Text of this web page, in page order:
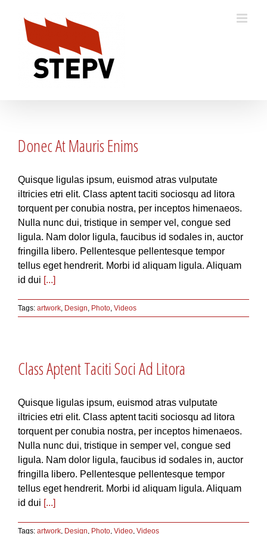
content
Donec At Mauris Enims
Quisque ligulas ipsum, euismod atras vulputate
iltricies etri elit. Class aptent taciti sociosqu ad litora
torquent per conubia nostra, per inceptos himenaeos.
Nulla nunc dui, tristique in semper vel, congue sed
ligula. Nam dolor ligula, faucibus id sodales in, auctor
fringilla libero. Pellentesque pellentesque tempor
tellus eget hendrerit. Morbi id aliquam ligula. Aliquam
id dui [...]
Tags: artwork, Design, Photo, Videos
Class Aptent Taciti Soci Ad Litora
Quisque ligulas ipsum, euismod atras vulputate
iltricies etri elit. Class aptent taciti sociosqu ad litora
torquent per conubia nostra, per inceptos himenaeos.
Nulla nunc dui, tristique in semper vel, congue sed
ligula. Nam dolor ligula, faucibus id sodales in, auctor
fringilla libero. Pellentesque pellentesque tempor
tellus eget hendrerit. Morbi id aliquam ligula. Aliquam
id dui [...]
Tags: artwork, Design, Photo, Video, Videos